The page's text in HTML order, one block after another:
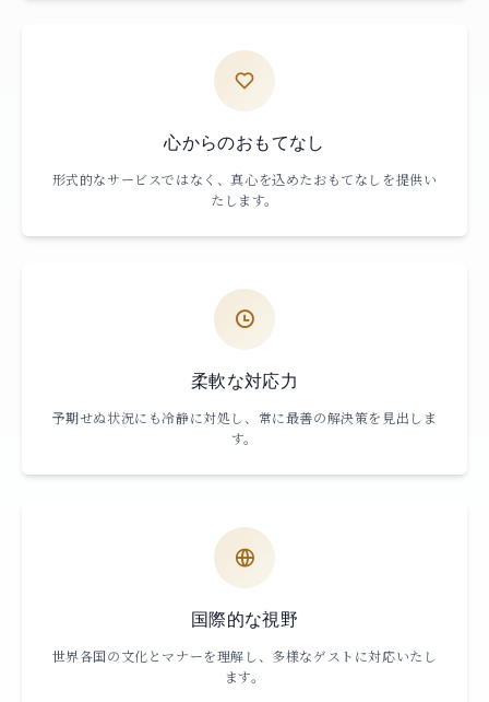
心からのおもてなし
形式的なサービスではなく、真心を込めたおもてなしを提供い
たします。
柔軟な対応力
予期せぬ状況にも冷静に対処し、常に最善の解決策を見出しま
す。
国際的な視野
世界各国の文化とマナーを理解し、多様なゲストに対応いたし
ます。